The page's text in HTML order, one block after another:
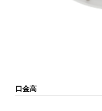
口金高